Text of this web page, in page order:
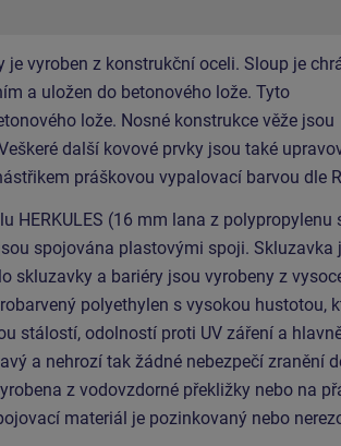
vyroben z konstrukční oceli. Sloup je
a uložen do betonového lože. Tyto
lože. Nosné konstrukce věže jsou
další kovové prvky jsou také
práškovou vypalovací barvou dle
HERKULES (16 mm lana z polypropylenu
spojována plastovými spoji. Skluzavka
skluzavky a bariéry jsou vyrobeny z
polyethylen s vysokou hustotou,
stálostí, odolností proti UV záření a
a nehrozí tak žádné nebezpečí zranění
z vodovzdorné překližky nebo na
materiál je pozinkovaný nebo